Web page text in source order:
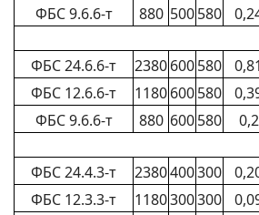
ФБС 9.6.6-т
880 500580
ФБС 24.6.6-т 2380600580
ФБС 12.6.6-т
1180600580
ФБС 9.6.6-т
880 600580
ФБС 24.4.3-т 2380400300
ФБС 12.3.3-т
1180300300